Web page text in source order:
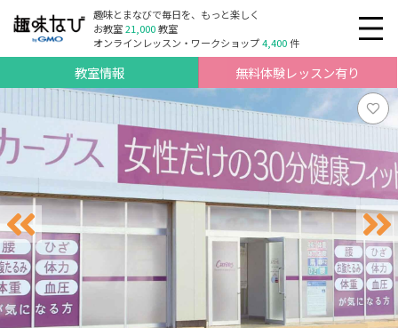
趣味とまなびで毎日を、もっと楽しく
お教室21,000教室
オンラインレッスン・ワークショップ4,400件
教室情報 無料体験レッスン有り